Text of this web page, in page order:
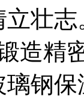
壮
造精
钢